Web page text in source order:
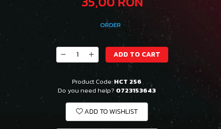
ORDER
ADD TO CART
Product Code: HCT 256
Do you need help? 0723153643
ADD TO WISHLIST